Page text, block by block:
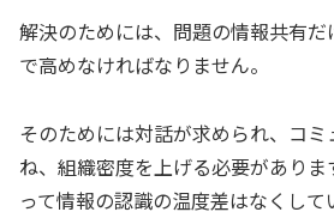
解決のためには、問題の情報共有
で高めなければなりません。
そのためには対話が求められ、コ
ね、組織密度を上げる必要がありま
って情報の認識の温度差はなくし